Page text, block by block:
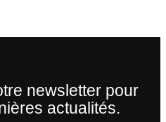
newsletter pour
actualités.